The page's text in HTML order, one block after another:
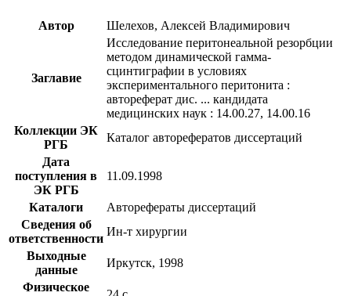
Автор Шелехов, Алексей Владимирович
Заглавие
Исследование перитонеальной резорбции
методом динамической гамма-
сцинтиграфии в условиях
экспериментального перитонита :
автореферат дис. ... кандидата
медицинских наук : 14.00.27, 14.00.16
Коллекции ЭК
РГБ
Каталог авторефератов диссертаций
Дата
поступления в
ЭК РГБ
11.09.1998
Каталоги
Авторефераты диссертаций
Сведения об
ответственности
Ин-т хирургии
Выходные
данные
Иркутск, 1998
Физическое